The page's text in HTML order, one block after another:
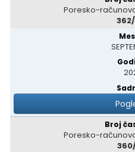
Poresko-
Poresko-